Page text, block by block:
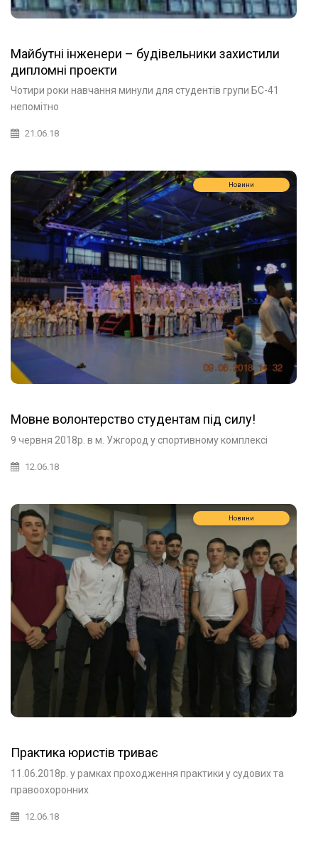
Майбутні інженери – будівельники захистили
дипломні проекти
Чотири роки навчання минули для студентів групи БС-41
непомітно
21.06.18
Новини
Мовне волонтерство студентам під силу!
9 червня 2018р. в м. Ужгород у спортивному комплексі
12.06.18
Новини
Практика юристів триває
11.06.2018р. у рамках проходження практики у судових та
правоохоронних
12.06.18